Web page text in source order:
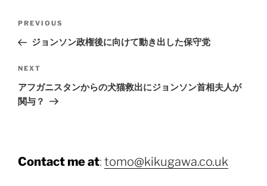
Previous
Post
PREVIOUS
ジョンソン政権後に向けて動き出した保守党
Next
Post
NEXT
アフガニスタンからの犬猫救出にジョンソン首相夫人が
関与？
Contact me at: tomo@kikugawa.co.uk